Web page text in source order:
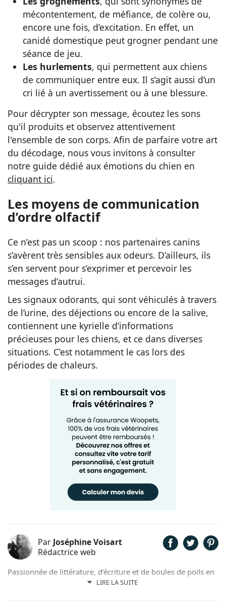
mécontentement, de méfiance, de colère ou,
encore une fois, d’excitation. En effet, un
canidé domestique peut grogner pendant une
séance de jeu.
Les hurlements, qui permettent aux chiens
de communiquer entre eux. Il s’agit aussi d’un
cri lié à un avertissement ou à une blessure.
Pour décrypter son message, écoutez les sons
qu'il produits et observez attentivement
l'ensemble de son corps. Afin de parfaire votre art
du décodage, nous vous invitons à consulter
notre guide dédié aux émotions du chien en
cliquant ici.
Les moyens de communication
d’ordre olfactif
Ce n’est pas un scoop : nos partenaires canins
s’avèrent très sensibles aux odeurs. D’ailleurs, ils
s’en servent pour s’exprimer et percevoir les
messages d’autrui.
Les signaux odorants, qui sont véhiculés à travers
de l’urine, des déjections ou encore de la salive,
contiennent une kyrielle d’informations
précieuses pour les chiens, et ce dans diverses
situations. C’est notamment le cas lors des
périodes de chaleurs.
Par Joséphine Voisart
Rédactrice web
LIRE LA SUITE
Passionnée de littérature, d’écriture et de boules de poils en
tout genre, c’est tout naturellement que Joséphine a décidé